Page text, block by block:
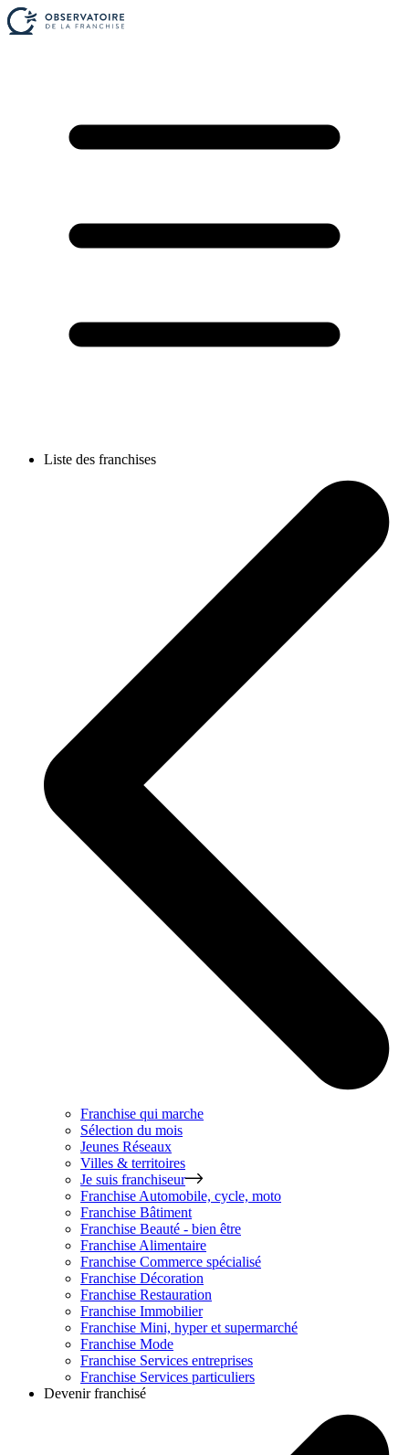
Liste des franchises
Franchise qui marche
Sélection du mois
Jeunes Réseaux
Villes & territoires
Je suis franchiseur
Franchise Automobile, cycle, moto
Franchise Bâtiment
Franchise Beauté - bien être
Franchise Alimentaire
Franchise Commerce spécialisé
Franchise Décoration
Franchise Restauration
Franchise Immobilier
Franchise Mini, hyper et supermarché
Franchise Mode
Franchise Services entreprises
Franchise Services particuliers
Devenir franchisé